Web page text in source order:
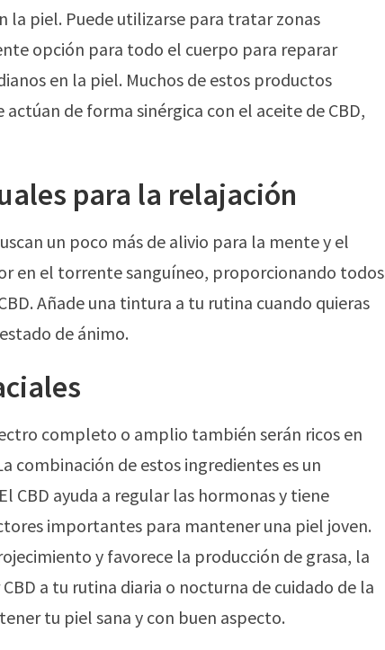
la piel. Puede utilizarse para tratar zonas
opción para todo el cuerpo para reparar
en la piel. Muchos de estos productos
de forma sinérgica con el aceite de CBD,
para la relajación
un poco más de alivio para la mente y el
en el torrente sanguíneo, proporcionando todos
Añade una tintura a tu rutina cuando quieras
de ánimo.
completo o amplio también serán ricos en
combinación de estos ingredientes es un
CBD ayuda a regular las hormonas y tiene
importantes para mantener una piel joven.
y favorece la producción de grasa, la
a tu rutina diaria o nocturna de cuidado de la
tu piel sana y con buen aspecto.